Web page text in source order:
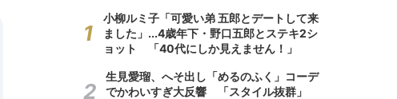
小柳ルミ子「可愛い弟 五郎とデートして来
ました」...4歳年下・野口五郎とステキ2シ
ョット 「40代にしか見えません！」
生見愛瑠、へそ出し「めるのふく」コーデ
でかわいすぎ大反響 「スタイル抜群」